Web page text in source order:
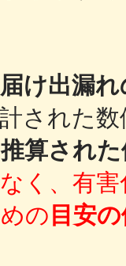
届け出漏
された
算され
く、有
の 目安